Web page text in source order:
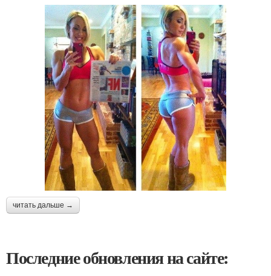
читать дальше →
Последние обновления на сайте: